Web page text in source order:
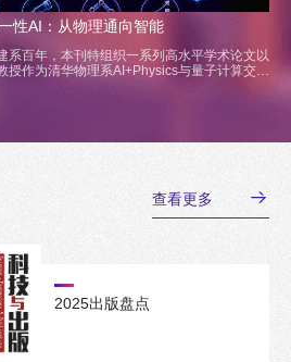
性AI：从物理通向智能
系百年，本刊特组织一系列高水平学术论文以
作为清华物理系AI+Physics与量子计算交叉
率先提出“物理第一性AI”研究范式，前瞻性
级智能的路径。相信此文将引领学界深入思
查看更多
2025出版盘点